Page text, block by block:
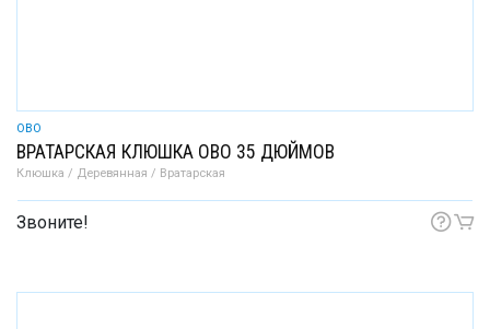
OBO
ВРАТАРСКАЯ КЛЮШКА OBO 35 ДЮЙМОВ
Клюшка / Деревянная / Вратарская
Звоните!